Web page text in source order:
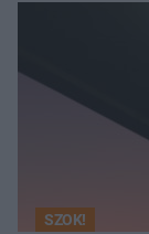
SZOK!